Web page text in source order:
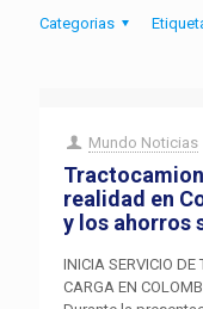
Categorias
Mundo Noticias
realidad en
y los ahorros
INICIA SERVICIO DE
CARGA EN